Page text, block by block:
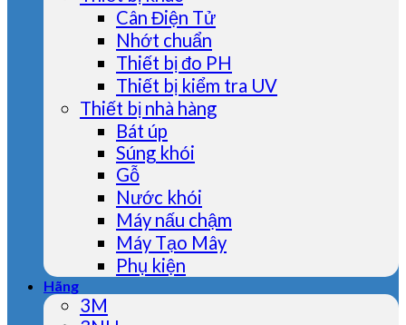
Cân Điện Tử
Nhớt chuẩn
Thiết bị đo PH
Thiết bị kiểm tra UV
Thiết bị nhà hàng
Bát úp
Súng khói
Gỗ
Nước khói
Máy nấu chậm
Máy Tạo Mây
Phụ kiện
Hãng
3M